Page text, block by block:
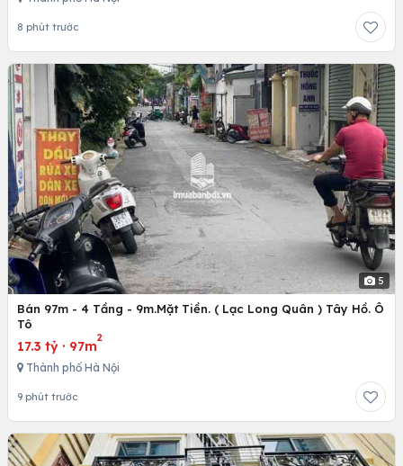
8 phút trước
5
Bán 97m - 4 Tầng - 9m.Mặt Tiền. ( Lạc Long Quân ) Tây Hồ. Ô
Tô
17.3 tỷ · 97m
2
Thành phố Hà Nội
9 phút trước